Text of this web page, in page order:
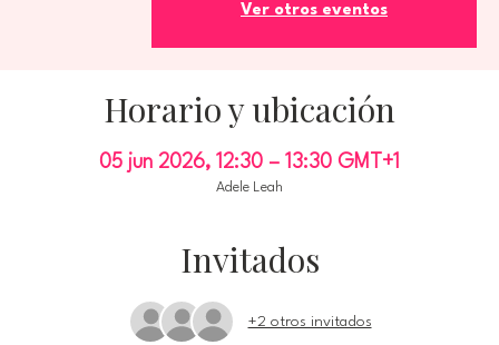
Ver otros eventos
Horario y ubicación
05 jun 2026, 12:30 – 13:30 GMT+1
Adele Leah
Invitados
+2 otros invitados